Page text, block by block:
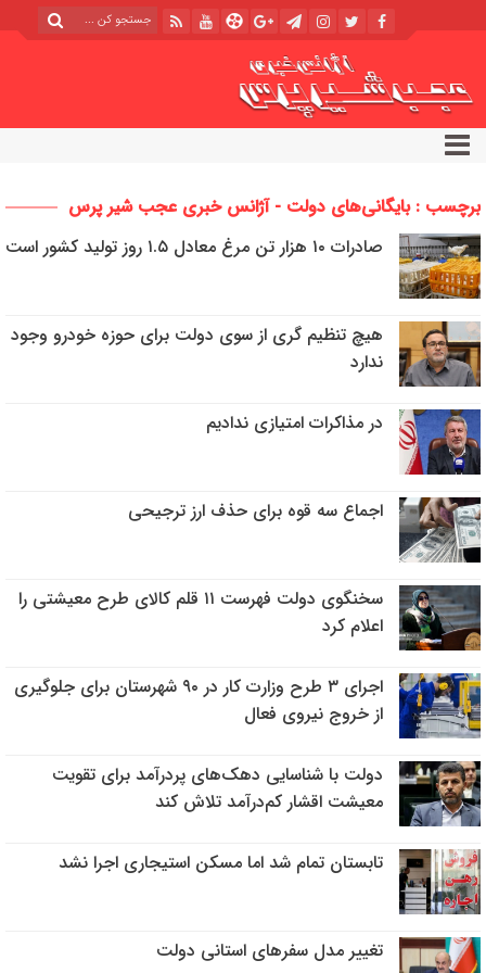
برچسب : بایگانی‌های دولت - آژانس خبری عجب شیر پرس
صادرات ۱۰ هزار تن مرغ معادل ۱.۵ روز تولید کشور است
هیچ تنظیم گری از سوی دولت برای حوزه خودرو وجود
ندارد
در مذاکرات امتیازی ندادیم
اجماع سه قوه برای حذف ارز ترجیحی
سخنگوی دولت فهرست ۱۱ قلم کالای طرح معیشتی را
اعلام کرد
اجرای ۳ طرح وزارت کار در ۹۰ شهرستان برای جلوگیری
از خروج نیروی فعال
دولت با شناسایی دهک‌های پردرآمد برای تقویت
معیشت اقشار کم‌درآمد تلاش کند
تابستان تمام شد اما مسکن استیجاری اجرا نشد
تغییر مدل سفرهای استانی دولت